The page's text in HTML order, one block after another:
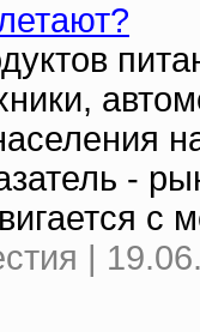
-
с
|